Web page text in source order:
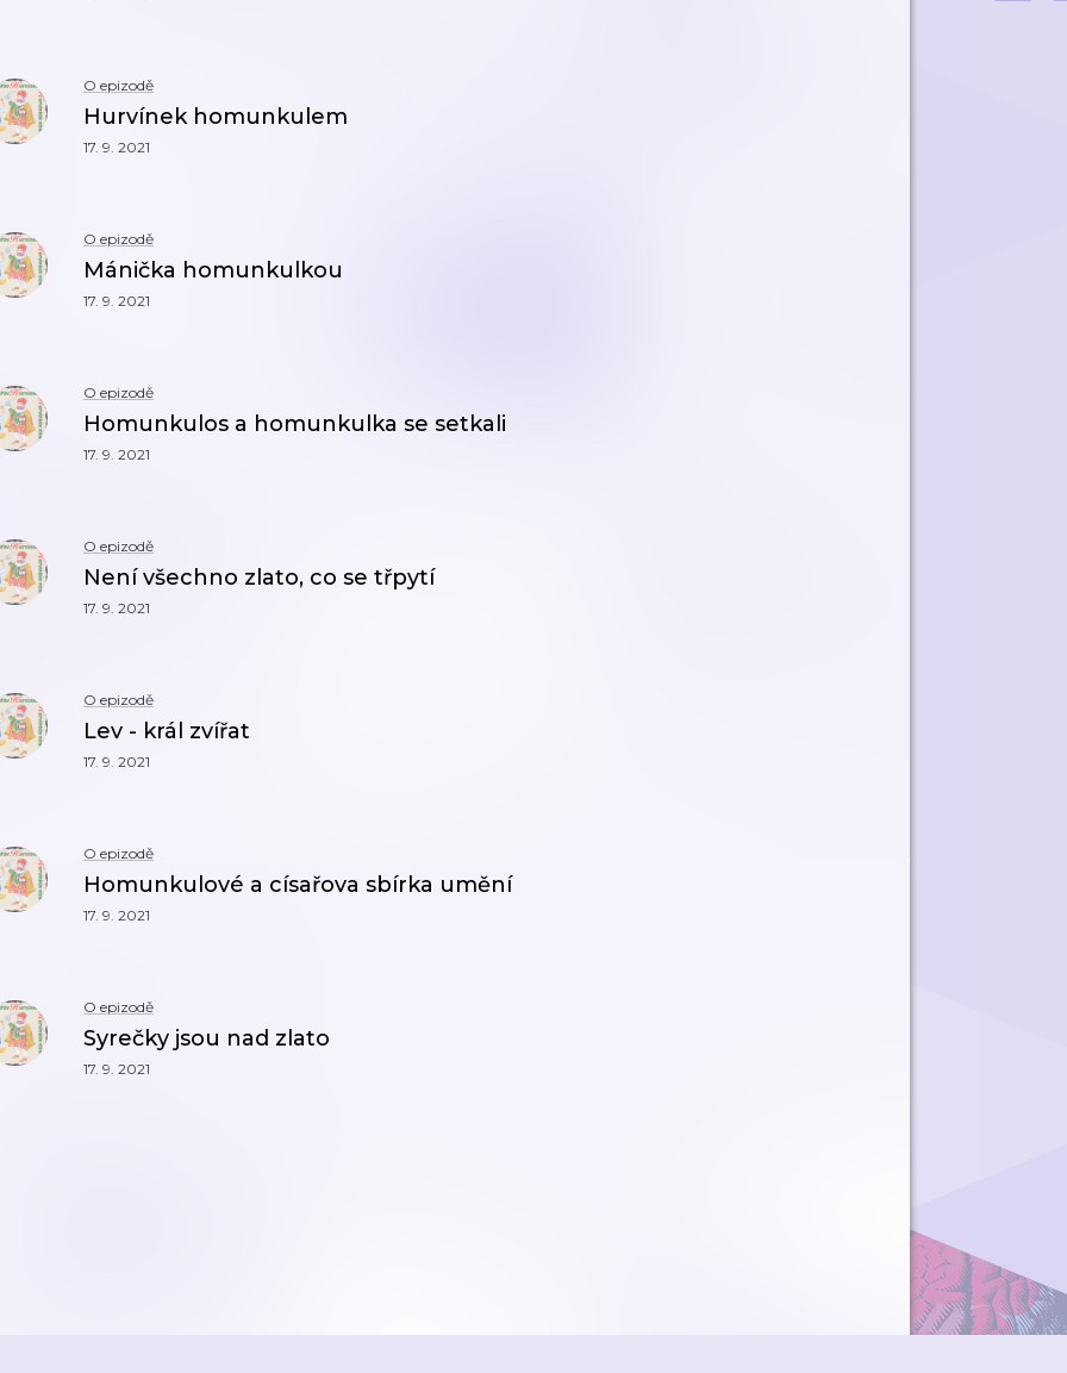
O epizodě
Hurvínek homunkulem
17. 9. 2021
O epizodě
Mánička homunkulkou
17. 9. 2021
O epizodě
Homunkulos a homunkulka se setkali
17. 9. 2021
O epizodě
Není všechno zlato, co se třpytí
17. 9. 2021
O epizodě
Lev - král zvířat
17. 9. 2021
O epizodě
Homunkulové a císařova sbírka umění
17. 9. 2021
O epizodě
Syrečky jsou nad zlato
17. 9. 2021